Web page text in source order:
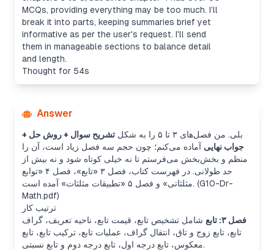
MCQs, providing everything may be too much. I’ll
break it into parts, keeping summaries brief yet
informative as per the user's request. I'll send
them in manageable sections to balance detail
and length.
Thought for 54s
Answer
بلی. من فصل‌های ۳ تا ۵ را به شکل
تشریح سوال + روش حل +
جواب نهایی آماده می‌کنم؛ چون حجم سه فصل زیاد است، آن را
منظم و بخش‌بخش می‌فرستم تا نه خیلی کوتاه شود و نه بیش از
حد طولانی. در فهرست کتاب، فصل ۳ «تابع»، فصل ۴ «توابع
مثلثاتی» و فصل ۵ «تطبیقات مثلثات» آمده است. (G10-Dr-
Math.pdf)
ترتیب کار
فصل ۳: تابع
شامل تشخیص تابع، قیمت تابع، ناحیه تعریف، گراف
تابع، تابع زوج و تاق، انتقال گراف، عملیات تابع، ترکیب تابع، تابع
معکوس، تابع درجه اول، تابع درجه دوم و تابع نسبتی.